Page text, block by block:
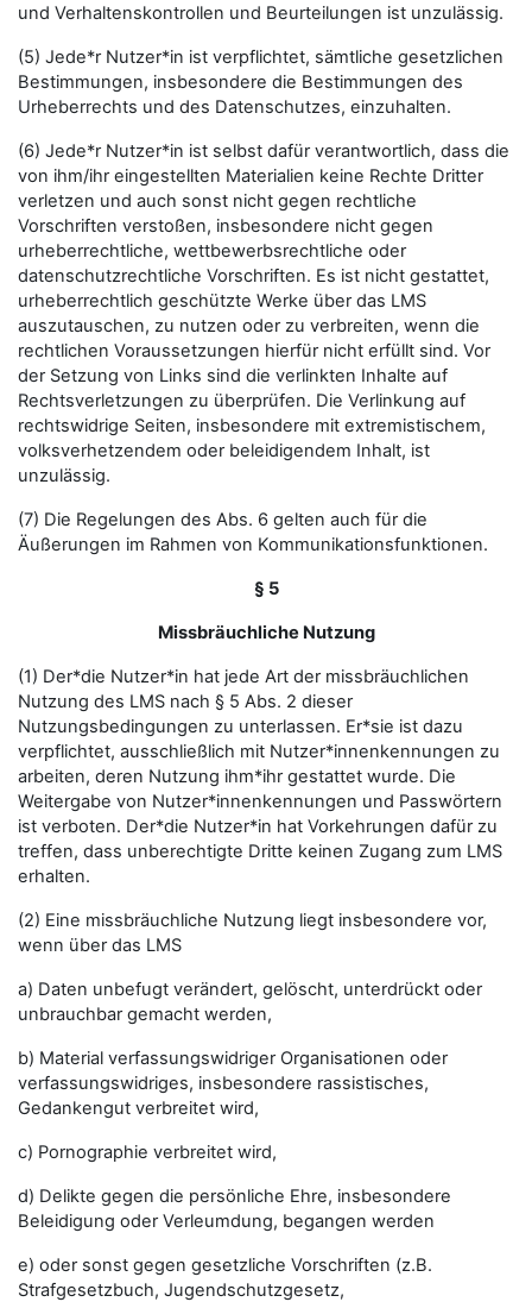
und Verhaltenskontrollen und Beurteilungen ist unzulässig.
(5) Jede*r Nutzer*in ist verpflichtet, sämtliche gesetzlichen
Bestimmungen, insbesondere die Bestimmungen des
Urheberrechts und des Datenschutzes, einzuhalten.
(6) Jede*r Nutzer*in ist selbst dafür verantwortlich, dass die
von ihm/ihr eingestellten Materialien keine Rechte Dritter
verletzen und auch sonst nicht gegen rechtliche
Vorschriften verstoßen, insbesondere nicht gegen
urheberrechtliche, wettbewerbsrechtliche oder
datenschutzrechtliche Vorschriften. Es ist nicht gestattet,
urheberrechtlich geschützte Werke über das LMS
auszutauschen, zu nutzen oder zu verbreiten, wenn die
rechtlichen Voraussetzungen hierfür nicht erfüllt sind. Vor
der Setzung von Links sind die verlinkten Inhalte auf
Rechtsverletzungen zu überprüfen. Die Verlinkung auf
rechtswidrige Seiten, insbesondere mit extremistischem,
volksverhetzendem oder beleidigendem Inhalt, ist
unzulässig.
(7) Die Regelungen des Abs. 6 gelten auch für die
Äußerungen im Rahmen von Kommunikationsfunktionen.
§ 5
Missbräuchliche Nutzung
(1) Der*die Nutzer*in hat jede Art der missbräuchlichen
Nutzung des LMS nach § 5 Abs. 2 dieser
Nutzungsbedingungen zu unterlassen. Er*sie ist dazu
verpflichtet, ausschließlich mit Nutzer*innenkennungen zu
arbeiten, deren Nutzung ihm*ihr gestattet wurde. Die
Weitergabe von Nutzer*innenkennungen und Passwörtern
ist verboten. Der*die Nutzer*in hat Vorkehrungen dafür zu
treffen, dass unberechtigte Dritte keinen Zugang zum LMS
erhalten.
(2) Eine missbräuchliche Nutzung liegt insbesondere vor,
wenn über das LMS
a) Daten unbefugt verändert, gelöscht, unterdrückt oder
unbrauchbar gemacht werden,
b) Material verfassungswidriger Organisationen oder
verfassungswidriges, insbesondere rassistisches,
Gedankengut verbreitet wird,
c) Pornographie verbreitet wird,
d) Delikte gegen die persönliche Ehre, insbesondere
Beleidigung oder Verleumdung, begangen werden
e) oder sonst gegen gesetzliche Vorschriften (z.B.
Strafgesetzbuch, Jugendschutzgesetz,